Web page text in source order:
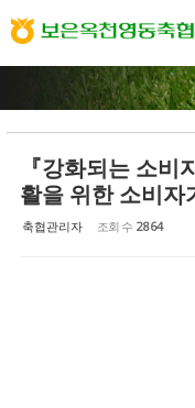
『강화되는 소
활을 위한 소비자
축협관리자 조회 수 2864